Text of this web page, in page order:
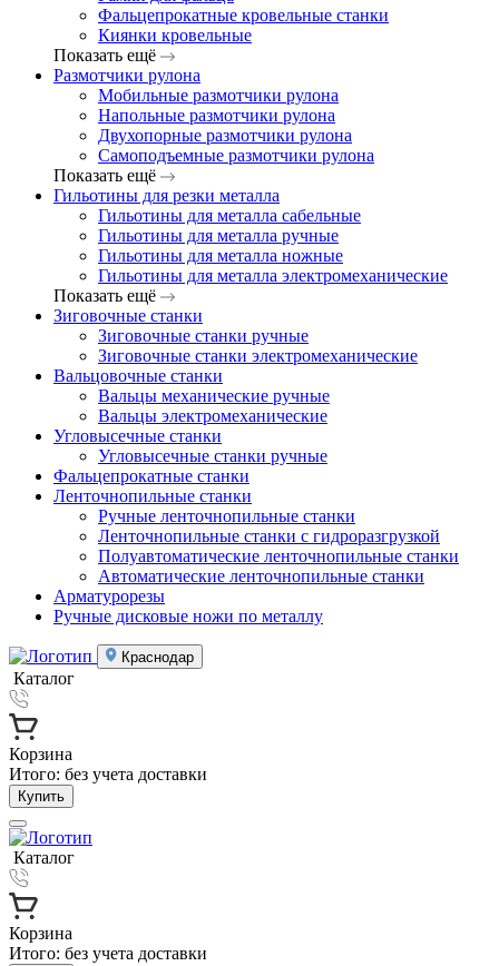
Фальцепрокатные кровельные станки
Киянки кровельные
Показать ещё
Размотчики рулона
Мобильные размотчики рулона
Напольные размотчики рулона
Двухопорные размотчики рулона
Самоподъемные размотчики рулона
Показать ещё
Гильотины для резки металла
Гильотины для металла сабельные
Гильотины для металла ручные
Гильотины для металла ножные
Гильотины для металла электромеханические
Показать ещё
Зиговочные станки
Зиговочные станки ручные
Зиговочные станки электромеханические
Вальцовочные станки
Вальцы механические ручные
Вальцы электромеханические
Угловысечные станки
Угловысечные станки ручные
Фальцепрокатные станки
Ленточнопильные станки
Ручные ленточнопильные станки
Ленточнопильные станки с гидроразгрузкой
Полуавтоматические ленточнопильные станки
Автоматические ленточнопильные станки
Арматурорезы
Ручные дисковые ножи по металлу
Краснодар
Каталог
Корзина
Итого: без учета доставки
Купить
Каталог
Корзина
Итого: без учета доставки